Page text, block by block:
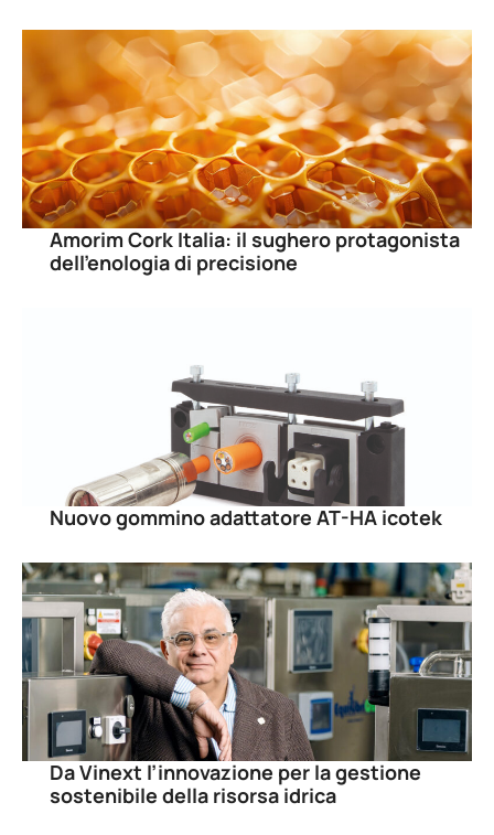
Amorim Cork Italia: il sughero protagonista
dell’enologia di precisione
Nuovo gommino adattatore AT-HA icotek
Da Vinext l’innovazione per la gestione
sostenibile della risorsa idrica